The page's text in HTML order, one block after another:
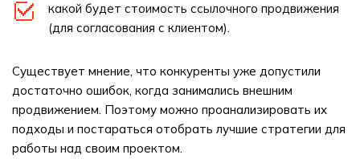
какой будет стоимость ссылочного продвижения
(для согласования с клиентом).
Существует мнение, что конкуренты уже допустили
достаточно ошибок, когда занимались внешним
продвижением. Поэтому можно проанализировать их
подходы и постараться отобрать лучшие стратегии для
работы над своим проектом.